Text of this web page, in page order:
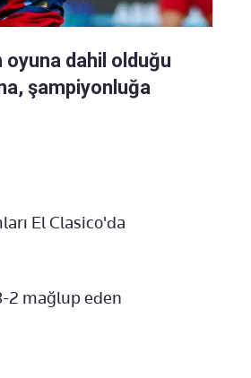
dahil olduğu
şampiyonluğa
El Clasico'da
2 mağlup eden